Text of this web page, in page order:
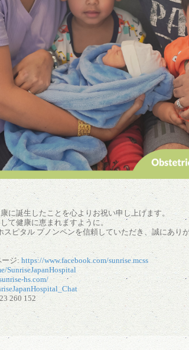
に誕生したことを心よりお祝い申し上げます。
て健康に恵まれますように。
スピタル プノンペンを信頼していただき、誠にあり
ジ: https://www.facebook.com/sunrise.mcss
SunriseJapanHospital
hs.com/
260 152